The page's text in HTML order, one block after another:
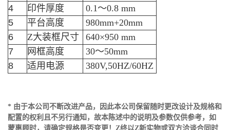
4
印件厚度
0.1～0.8 mm
5
平台高度
980mm+20mm
6
Z大装框尺寸
640×950 mm
7
网框高度
30～50mm
8
适用电源 380V,50HZ/60HZ
* 由于本公司不断改进产品，因此本公司保留随时更改设计及规格和
配置的权利且不另行通知，故本陈述中的说明及参数仅供参考，如
蒙惠顾时，请确定规格是否变更！Z终以Z新实物或双方洽谈合同时